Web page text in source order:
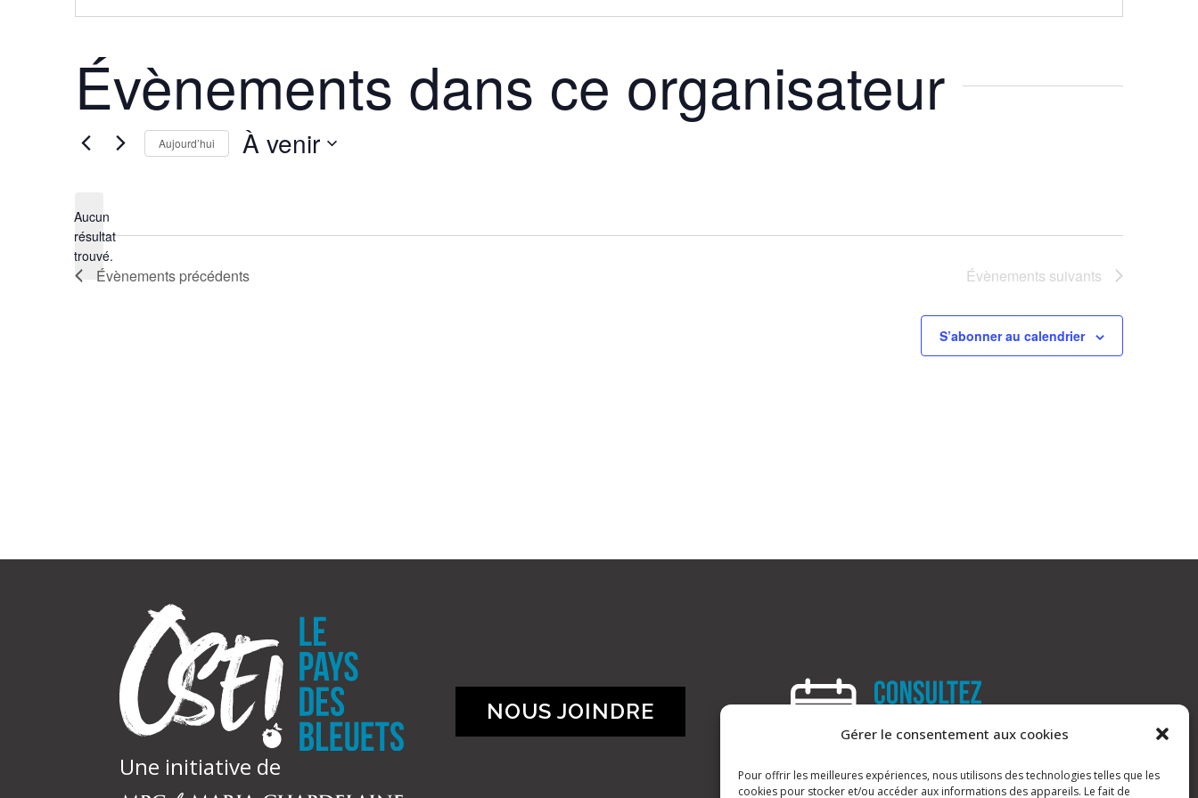
Gérer le consentement aux cookies
Pour offrir les meilleures expériences, nous utilisons des technologies telles que les
cookies pour stocker et/ou accéder aux informations des appareils. Le fait de
Évènements dans ce organisateur
Notice
Aucun
résultat
trouvé.
Aujourd’hui À venir
date.
Évènements précédents Évènements suivants
S’abonner au calendrier
Une initiative de
NOUS JOINDRE